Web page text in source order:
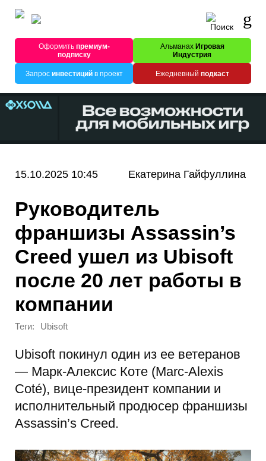
Оформитьпремиум-
подписку
Альманах Игровая
Индустрия
Запрос инвестицийв проект Ежедневный подкаст
15.10.2025 10:45 Екатерина Гайфуллина
Руководитель
франшизы Assassin’s
Creed ушел из Ubisoft
после 20 лет работы в
компании
Теги: Ubisoft
Ubisoft покинул один из ее ветеранов
— Марк-Алексис Коте (Marc-Alexis
Coté), вице-президент компании и
исполнительный продюсер франшизы
Assassin’s Creed.